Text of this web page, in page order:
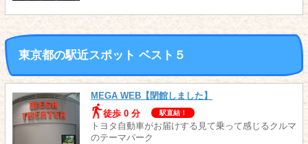
東京都の駅近スポット ベスト５
MEGA WEB【閉館しました】
徒歩 0 分
駅直結！
トヨタ自動車がお届けする見て乗って感じるクルマ
のテーマパーク